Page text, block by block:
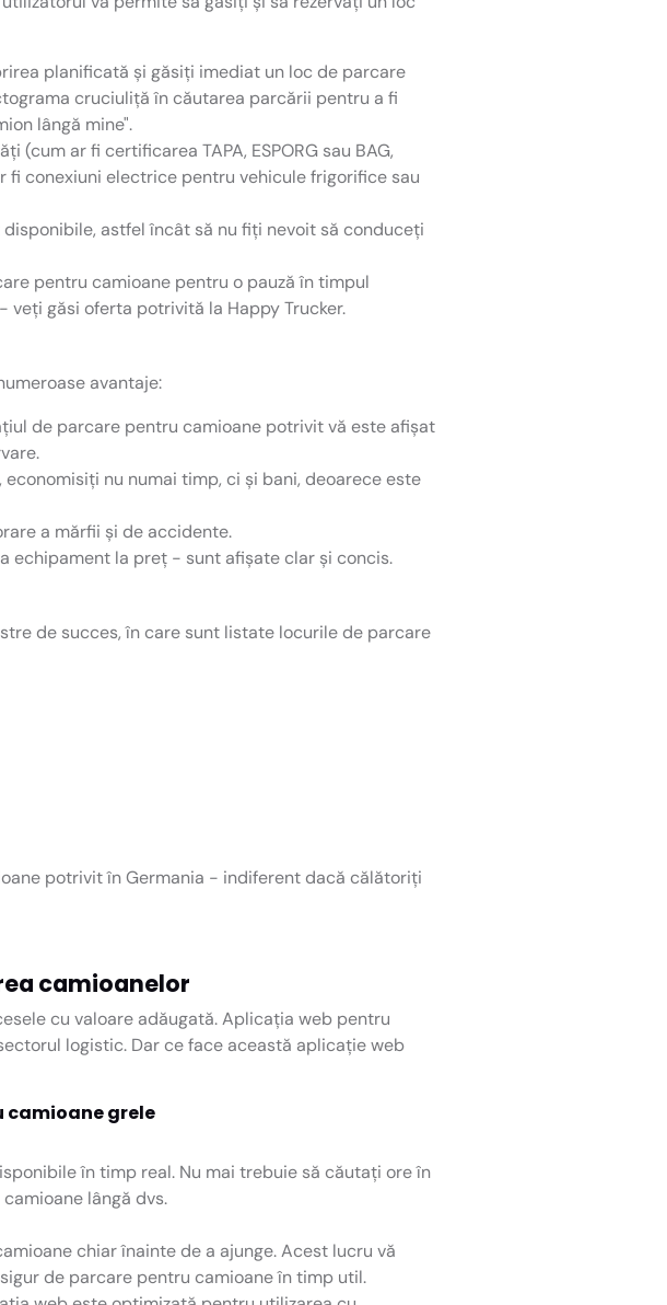
planificată și găsiți imediat un loc de parcare
cruciuliță în căutarea parcării pentru a fi
lângă mine".
ar fi certificarea TAPA, ESPORG sau BAG,
conexiuni electrice pentru vehicule frigorifice sau
astfel încât să nu fiți nevoit să conduceți
pentru camioane pentru o pauză în timpul
găsi oferta potrivită la Happy Trucker.
avantaje:
de parcare pentru camioane potrivit vă este afișat
nu numai timp, ci și bani, deoarece este
a mărfii și de accidente.
echipament la preț - sunt afișate clar și concis.
de succes, în care sunt listate locurile de parcare
potrivit în Germania - indiferent dacă călătoriți
camioanelor
cu valoare adăugată. Aplicația web pentru
logistic. Dar ce face această aplicație web
camioane grele
în timp real. Nu mai trebuie să căutați ore în
lângă dvs.
chiar înainte de a ajunge. Acest lucru vă
de parcare pentru camioane în timp util.